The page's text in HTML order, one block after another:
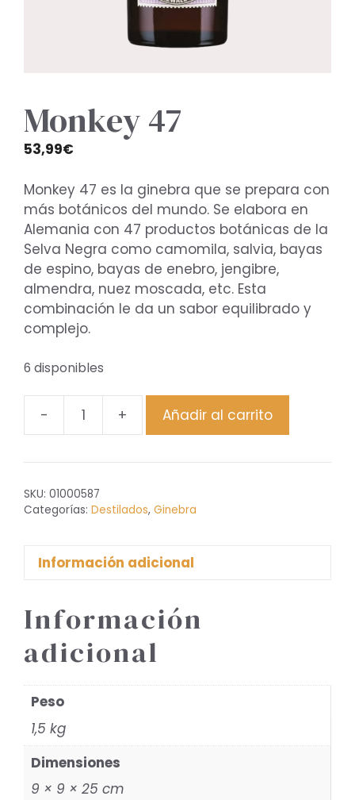
Monkey 47
53,99€
Monkey 47 es la ginebra que se prepara con
más botánicos del mundo. Se elabora en
Alemania con 47 productos botánicas de la
Selva Negra como camomila, salvia, bayas
de espino, bayas de enebro, jengibre,
almendra, nuez moscada, etc. Esta
combinación le da un sabor equilibrado y
complejo.
6 disponibles
-
Monkey
cantidad
+ Añadir al carrito
SKU: 01000587
Categorías: Destilados, Ginebra
Información adicional
Información
adicional
Peso
1,5 kg
Dimensiones
9 × 9 × 25 cm